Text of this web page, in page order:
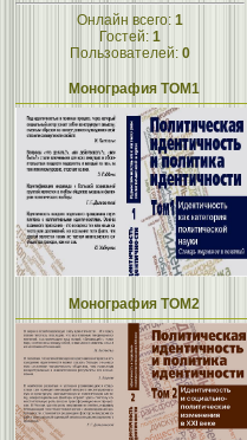
Онлайн всего: 1
Гостей: 1
Пользователей: 0
Монография ТОМ1
Монография ТОМ2